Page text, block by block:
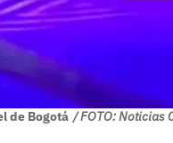
de Bogotá / FOTO: Noticias